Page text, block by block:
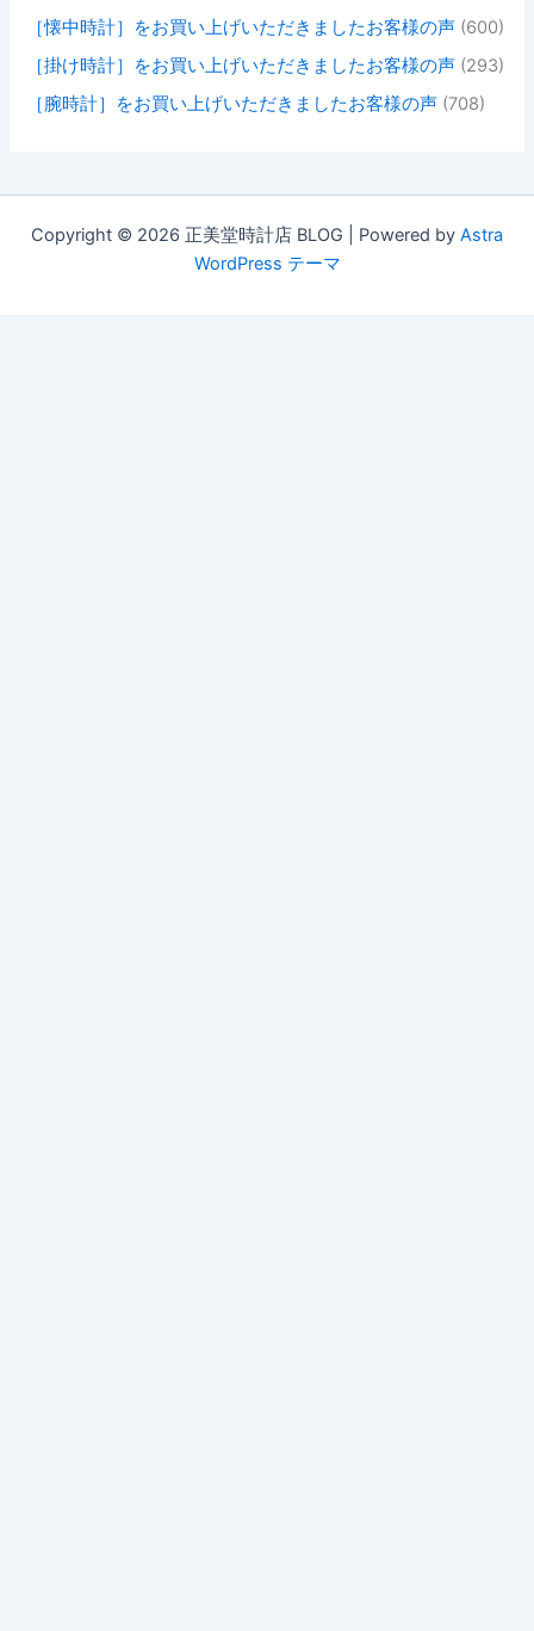
［懐中時計］をお買い上げいただきましたお客様の声 (600)
［掛け時計］をお買い上げいただきましたお客様の声 (293)
［腕時計］をお買い上げいただきましたお客様の声 (708)
Copyright © 2026 正美堂時計店 BLOG | Powered by Astra
WordPress テーマ